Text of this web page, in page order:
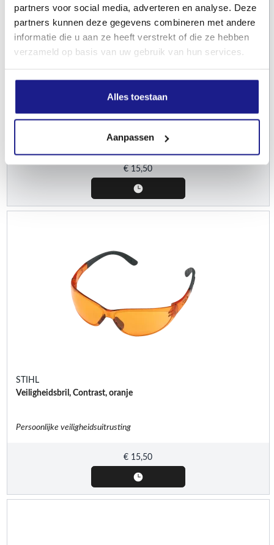
partners voor social media, adverteren en analyse. Deze
partners kunnen deze gegevens combineren met andere
informatie die u aan ze heeft verstrekt of die ze hebben
verzameld op basis van uw gebruik van hun services.
Alles toestaan
Aanpassen
Persoonlijke veiligheidsuitrusting
€ 15,50
STIHL
Veiligheidsbril, Contrast, oranje
Persoonlijke veiligheidsuitrusting
€ 15,50